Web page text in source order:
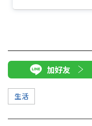
加好友
生活